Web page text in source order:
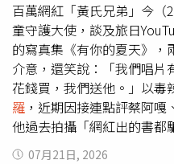
百萬網紅「黃氏兄弟」今（
童守護大使，談及旅日
的寫真集《有你的夏天》，
介意，還笑說：「我們唱
花錢買，我們送他。」以毒
羅 ，近期因接連點評蔡阿嘎
他過去拍攝「網紅出的書都
品！！」影片開箱黃氏兄
07月21日, 2026